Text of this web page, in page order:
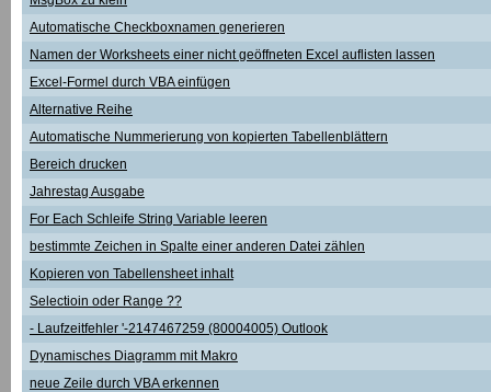
Automatische Checkboxnamen generieren
Namen der Worksheets einer nicht geöffneten Excel auflisten lassen
Excel-Formel durch VBA einfügen
Alternative Reihe
Automatische Nummerierung von kopierten Tabellenblättern
Bereich drucken
Jahrestag Ausgabe
For Each Schleife String Variable leeren
bestimmte Zeichen in Spalte einer anderen Datei zählen
Kopieren von Tabellensheet inhalt
Selectioin oder Range ??
- Laufzeitfehler '-2147467259 (80004005) Outlook
Dynamisches Diagramm mit Makro
neue Zeile durch VBA erkennen